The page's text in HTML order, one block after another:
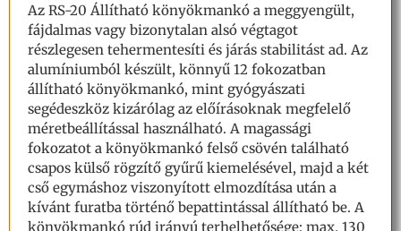
Az RS-20 Állítható könyökmankó a meggyengült,
fájdalmas vagy bizonytalan alsó végtagot
részlegesen tehermentesíti és járás stabilitást ad. Az
alumíniumból készült, könnyű 12 fokozatban
állítható könyökmankó, mint gyógyászati
segédeszköz kizárólag az előírásoknak megfelelő
méretbeállítással használható. A magassági
fokozatot a könyökmankó felső csövén található
csapos külső rögzítő gyűrű kiemelésével, majd a két
cső egymáshoz viszonyított elmozdítása után a
kívánt furatba történő bepattintással állítható be. A
könyökmankó rúd irányú terhelhetősége: max. 130